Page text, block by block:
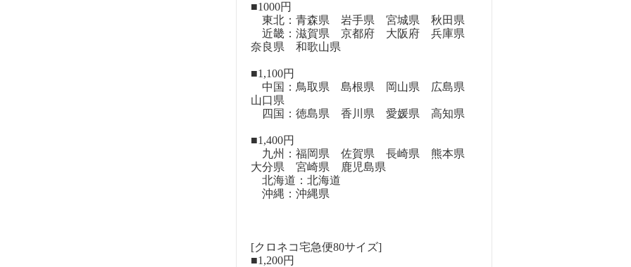
■1000円
東北：青森県 岩手県 宮城県 秋田県
近畿：滋賀県 京都府 大阪府 兵庫県
奈良県 和歌山県
■1,100円
中国：鳥取県 島根県 岡山県 広島県
山口県
四国：徳島県 香川県 愛媛県 高知県
■1,400円
九州：福岡県 佐賀県 長崎県 熊本県
大分県 宮崎県 鹿児島県
北海道：北海道
沖縄：沖縄県
[クロネコ宅急便80サイズ]
■1,200円